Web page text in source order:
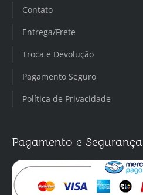
Contato
Entrega/Frete
Troca e Devolução
Pagamento Seguro
Política de Privacidade
Pagamento e Segurança